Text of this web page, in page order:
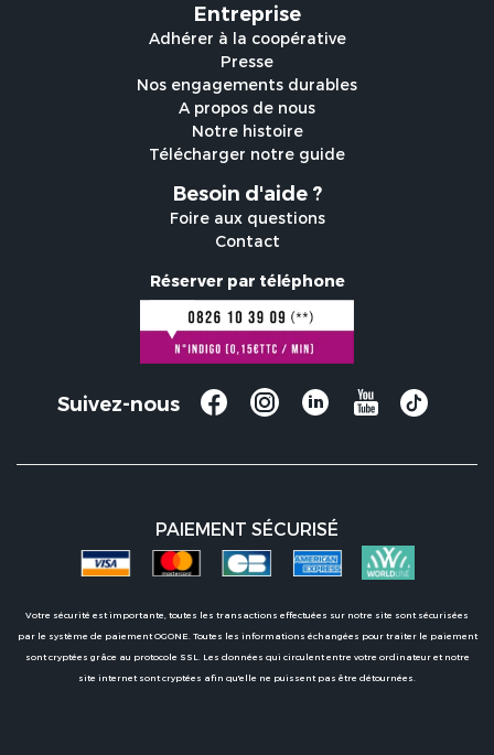
Entreprise
Adhérer à la coopérative
Presse
Nos engagements durables
A propos de nous
Notre histoire
Télécharger notre guide
Besoin d'aide ?
Foire aux questions
Contact
Réserver par téléphone
Suivez-nous
PAIEMENT SÉCURISÉ
Votre sécurité est importante, toutes les transactions effectuées sur notre site sont sécurisées
par le système de paiement OGONE. Toutes les informations échangées pour traiter le paiement
sont cryptées grâce au protocole SSL. Les données qui circulent entre votre ordinateur et notre
site internet sont cryptées afin qu'elle ne puissent pas être détournées.